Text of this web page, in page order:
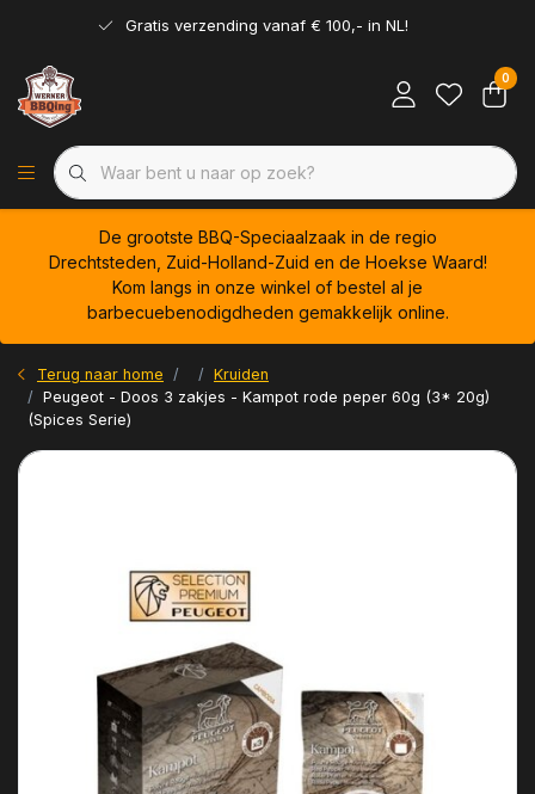
Gratis verzending vanaf € 100,- in NL!
0
De grootste BBQ-Speciaalzaak in de regio
Drechtsteden, Zuid-Holland-Zuid en de Hoekse Waard!
Kom langs in onze winkel of bestel al je
barbecuebenodigdheden gemakkelijk online.
Terug naar home
Kruiden
Peugeot - Doos 3 zakjes - Kampot rode peper 60g (3* 20g)
(Spices Serie)